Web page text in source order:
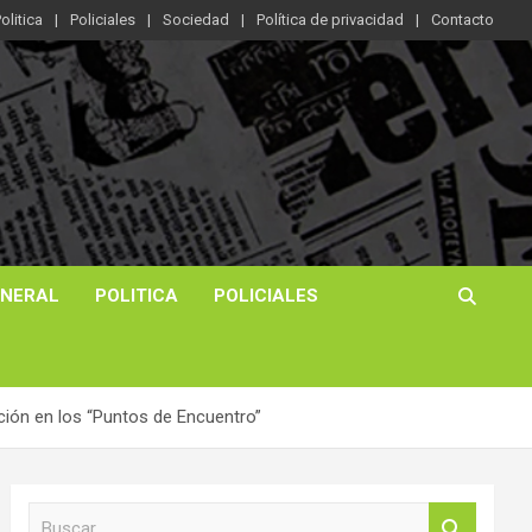
Policiales Sociedad Política de privacidad Contacto
POLITICA POLICIALES
en los “Puntos de Encuentro”